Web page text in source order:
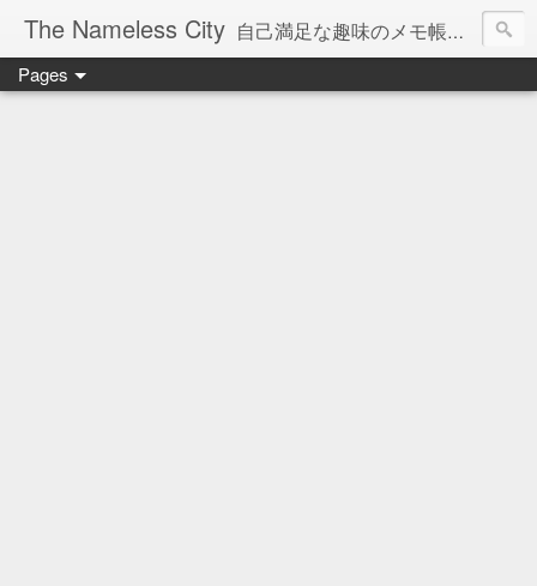
The Nameless City 自己満足な趣味のメモ帳です。現在欧州型H0鉄道模型をメインに書いています。
Pages